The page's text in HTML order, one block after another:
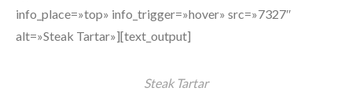
info_place=»top» info_trigger=»hover» src=»7327″
alt=»Steak Tartar»][text_output]
Steak Tartar